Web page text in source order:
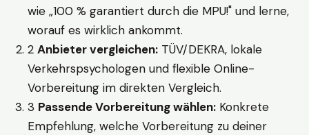
wie „100 % garantiert durch die MPU!" und lerne,
worauf es wirklich ankommt.
2 Anbieter vergleichen: TÜV/DEKRA, lokale
Verkehrspsychologen und flexible Online-
Vorbereitung im direkten Vergleich.
3 Passende Vorbereitung wählen: Konkrete
Empfehlung, welche Vorbereitung zu deiner